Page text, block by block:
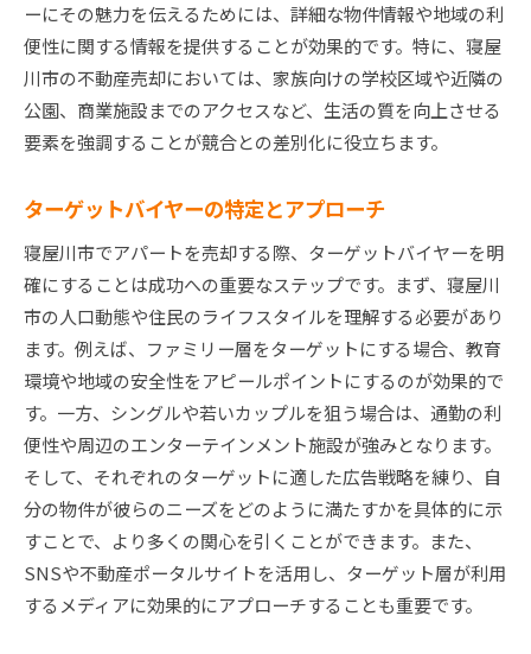
オファー条件の評価と最適化
契約のスムーズな進行を促すコミュニケーショ
ン
不動産売却を成功に導く寝屋川市の市場動向と戦略
成功事例から学ぶ売却戦略
市場変化に対応するための柔軟なアプローチ
リスク管理と法的対応の準備
市場の長期的展望とその影響
不動産売却における持続可能性の考慮
寝屋川市でアパートを売却する際のキーポイントと
注意点
法的手続きと必要書類の確認
契約内容の注意すべきポイント
物件の評価額と市場価格のギャップ
ーにその魅力を伝えるためには、詳細な物件情報や地域の利
便性に関する情報を提供することが効果的です。特に、寝屋
川市の不動産売却においては、家族向けの学校区域や近隣の
公園、商業施設までのアクセスなど、生活の質を向上させる
要素を強調することが競合との差別化に役立ちます。
ターゲットバイヤーの特定とアプローチ
寝屋川市でアパートを売却する際、ターゲットバイヤーを明
確にすることは成功への重要なステップです。まず、寝屋川
市の人口動態や住民のライフスタイルを理解する必要があり
ます。例えば、ファミリー層をターゲットにする場合、教育
環境や地域の安全性をアピールポイントにするのが効果的で
す。一方、シングルや若いカップルを狙う場合は、通勤の利
便性や周辺のエンターテインメント施設が強みとなります。
そして、それぞれのターゲットに適した広告戦略を練り、自
分の物件が彼らのニーズをどのように満たすかを具体的に示
すことで、より多くの関心を引くことができます。また、
SNSや不動産ポータルサイトを活用し、ターゲット層が利用
するメディアに効果的にアプローチすることも重要です。